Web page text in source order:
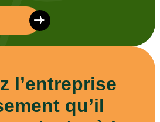
l’entreprise
qu’il